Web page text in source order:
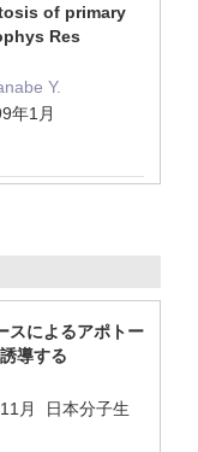
of primary
Res
Y.
年1月
スによるアポトー
導する
月 日本分子生